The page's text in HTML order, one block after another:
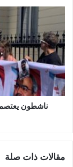
ناشطون
مقالات ذات صلة